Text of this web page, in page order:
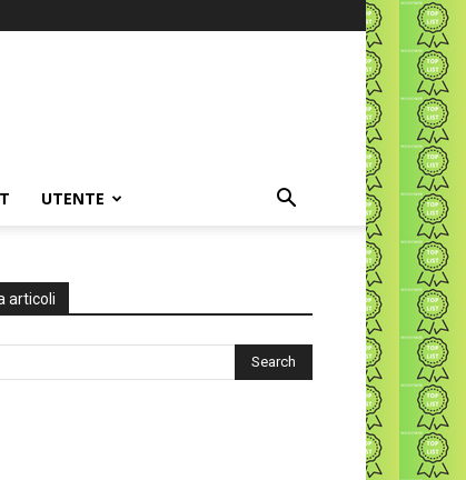
UTENTE
articoli